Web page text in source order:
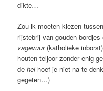
dikte…
Zou ik moeten kiezen
rijstebrij van gouden
vagevuur(katholieke
houten teljoor zonder enig
dehelhoef je niet na te
gegeten…)